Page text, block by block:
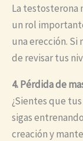
La testosterona
un rol
una erección.
de revisar tus
4. Pérdida de
¿Sientes que
sigas
creación y